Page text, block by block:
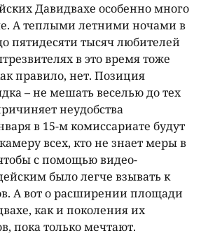
Давидвахе особенно много
А теплыми летними ночами в
пятидесяти тысяч любителей
в это время тоже
правило, нет. Позиция
– не мешать веселью до тех
неудобства
в 15-м комиссариате будут
всех, кто не знает меры в
с помощью видео-
было легче взывать к
А вот о расширении площади
как и поколения их
пока только мечтают.